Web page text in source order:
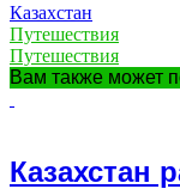
Казахстан
Путешествия
Путешествия
Вам также может
Казахстан